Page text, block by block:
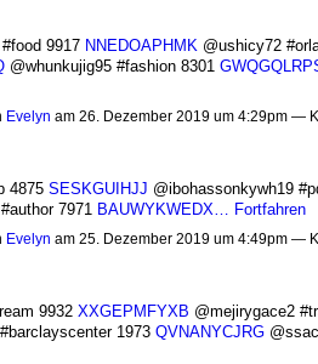
9917 NNEDOAPHMK@ushicy72
@whunkujig95 #fashion 8301
Evelyn am 26. Dezember 2019 um 4:29pm —
4875 SESKGUIHJJ @ibohassonkywh19
7971 BAUWYKWEDX… Fortfahren
Evelyn am 25. Dezember 2019 um 4:49pm —
9932 XXGEPMFYXB @mejirygace2
1973 QVNANYCJRG